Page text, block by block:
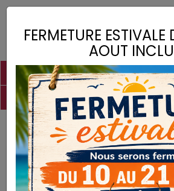
PIGMENTS CHAUX
COLLES DROGUERIE
Droguerie Cristaux de
FERMETURE ESTIVALE
AOUT